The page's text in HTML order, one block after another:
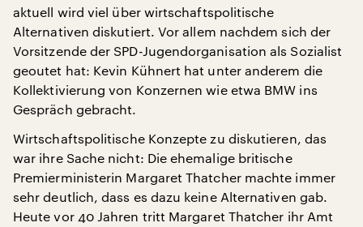
aktuell wird viel über wirtschaftspolitische
Alternativen diskutiert. Vor allem nachdem sich der
Vorsitzende der SPD-Jugendorganisation als Sozialist
geoutet hat: Kevin Kühnert hat unter anderem die
Kollektivierung von Konzernen wie etwa BMW ins
Gespräch gebracht.
Wirtschaftspolitische Konzepte zu diskutieren, das
war ihre Sache nicht: Die ehemalige britische
Premierministerin Margaret Thatcher machte immer
sehr deutlich, dass es dazu keine Alternativen gab.
Heute vor 40 Jahren tritt Margaret Thatcher ihr Amt